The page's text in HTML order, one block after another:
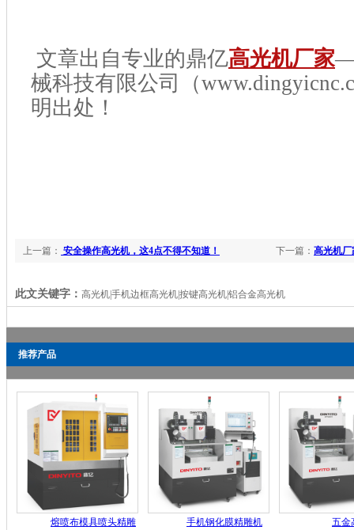
文章出自专业的鼎亿高光机厂家
械科技有限公司（
明出处！
下一篇： 高光机厂
上一篇： 安全操作高光机，这4点不得不知道！
此文关键字： 高光机|手机边框高光机|按键高光机|铝合金高光机
推荐产品
熔喷布模具喷头精雕
手机钢化膜精雕机 五金